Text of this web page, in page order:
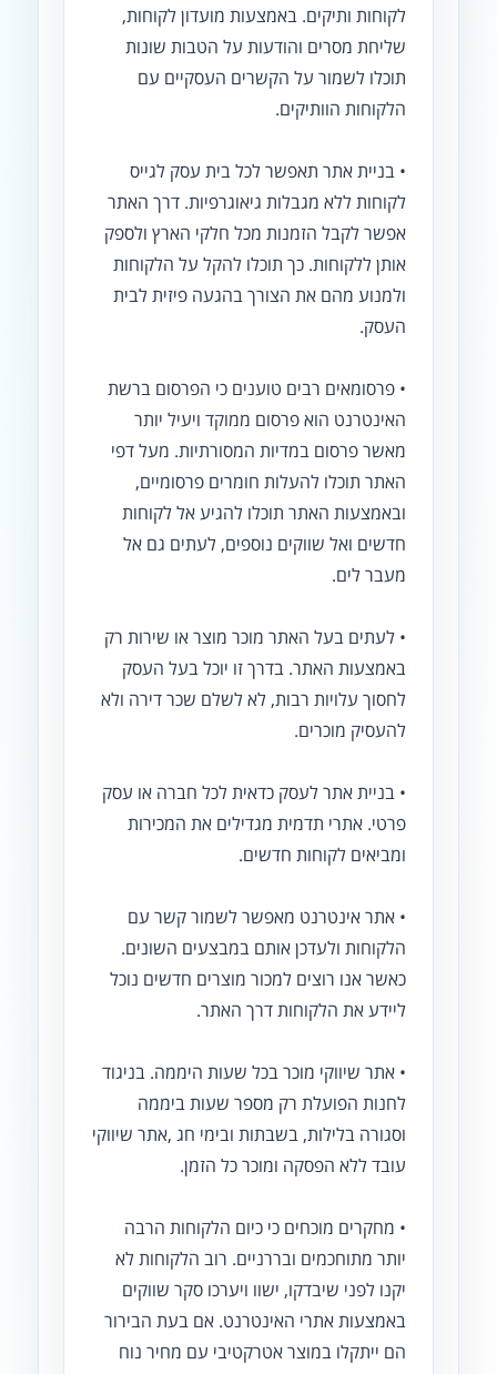
לקוחות ותיקים. באמצעות מועדון לקוחות,
שליחת מסרים והודעות על הטבות שונות
תוכלו לשמור על הקשרים העסקיים עם
הלקוחות הוותיקים.
• בניית אתר תאפשר לכל בית עסק לגייס
לקוחות ללא מגבלות גיאוגרפיות. דרך האתר
אפשר לקבל הזמנות מכל חלקי הארץ ולספק
אותן ללקוחות. כך תוכלו להקל על הלקוחות
ולמנוע מהם את הצורך בהגעה פיזית לבית
העסק.
• פרסומאים רבים טוענים כי הפרסום ברשת
האינטרנט הוא פרסום ממוקד ויעיל יותר
מאשר פרסום במדיות המסורתיות. מעל דפי
האתר תוכלו להעלות חומרים פרסומיים,
ובאמצעות האתר תוכלו להגיע אל לקוחות
חדשים ואל שווקים נוספים, לעתים גם אל
מעבר לים.
• לעתים בעל האתר מוכר מוצר או שירות רק
באמצעות האתר. בדרך זו יוכל בעל העסק
לחסוך עלויות רבות, לא לשלם שכר דירה ולא
להעסיק מוכרים.
• בניית אתר לעסק כדאית לכל חברה או עסק
פרטי. אתרי תדמית מגדילים את המכירות
ומביאים לקוחות חדשים.
• אתר אינטרנט מאפשר לשמור קשר עם
הלקוחות ולעדכן אותם במבצעים השונים.
כאשר אנו רוצים למכור מוצרים חדשים נוכל
ליידע את הלקוחות דרך האתר.
• אתר שיווקי מוכר בכל שעות היממה. בניגוד
לחנות הפועלת רק מספר שעות ביממה
וסגורה בלילות, בשבתות ובימי חג ,אתר שיווקי
עובד ללא הפסקה ומוכר כל הזמן.
• מחקרים מוכחים כי כיום הלקוחות הרבה
יותר מתוחכמים ובררניים. רוב הלקוחות לא
יקנו לפני שיבדקו, ישוו ויערכו סקר שווקים
באמצעות אתרי האינטרנט. אם בעת הבירור
הם ייתקלו במוצר אטרקטיבי עם מחיר נוח